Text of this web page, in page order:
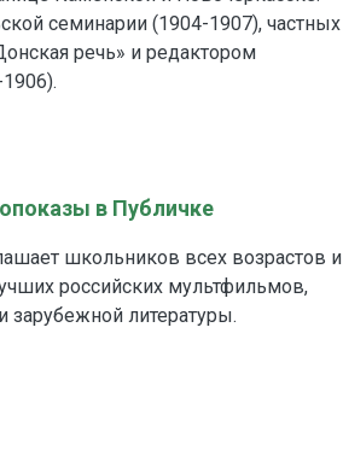
семинарии (1904-1907), частных
речь» и редактором
в Публичке
школьников всех возрастов и
российских мультфильмов,
зарубежной литературы.